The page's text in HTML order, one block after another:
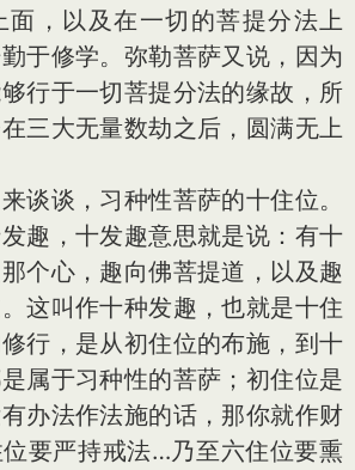
面，以及在一切的菩提分法上
于修学。弥勒菩萨又说，因为
行于一切菩提分法的缘故，所
三大无量数劫之后，圆满无上
谈，习种性菩萨的十住位。
趣，十发趣意思就是说：有十
个心，趣向佛菩提道，以及趣
这叫作十种发趣，也就是十住
行，是从初住位的布施，到十
属于习种性的菩萨；初住位是
办法作法施的话，那你就作财
要严持戒法…乃至六住位要熏